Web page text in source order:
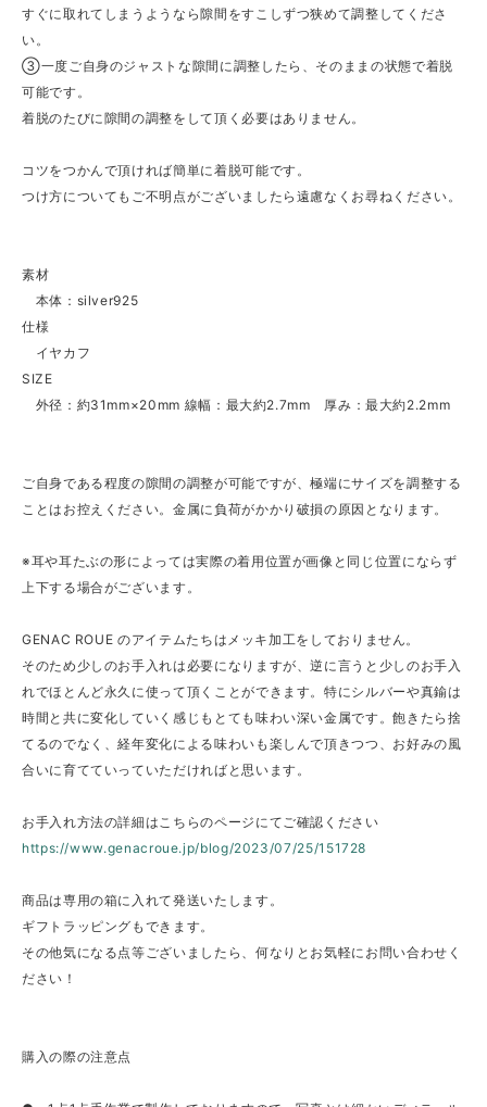
すぐに取れてしまうようなら隙間をすこしずつ狭めて調整してくださ
い。
③一度ご自身のジャストな隙間に調整したら、そのままの状態で着脱
可能です。
着脱のたびに隙間の調整をして頂く必要はありません。
コツをつかんで頂ければ簡単に着脱可能です。
つけ方についてもご不明点がございましたら遠慮なくお尋ねください。
素材
本体：silver925
仕様
イヤカフ
SIZE
外径：約31mm×20mm 線幅：最大約2.7mm 厚み：最大約2.2mm
ご自身である程度の隙間の調整が可能ですが、極端にサイズを調整する
ことはお控えください。金属に負荷がかかり破損の原因となります。
※耳や耳たぶの形によっては実際の着用位置が画像と同じ位置にならず
上下する場合がございます。
GENAC ROUE のアイテムたちはメッキ加工をしておりません。
そのため少しのお手入れは必要になりますが、逆に言うと少しのお手入
れでほとんど永久に使って頂くことができます。特にシルバーや真鍮は
時間と共に変化していく感じもとても味わい深い金属です。飽きたら捨
てるのでなく、経年変化による味わいも楽しんで頂きつつ、お好みの風
合いに育てていっていただければと思います。
お手入れ方法の詳細はこちらのページにてご確認ください
https://www.genacroue.jp/blog/2023/07/25/151728
商品は専用の箱に入れて発送いたします。
ギフトラッピングもできます。
その他気になる点等ございましたら、何なりとお気軽にお問い合わせく
ださい！
購入の際の注意点